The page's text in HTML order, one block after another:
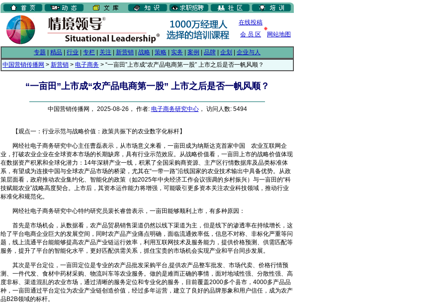
在线投稿
会 员 区
网站地图
专题 精品 行业 专栏 关注 新营销 战略 策略 实务 案例 品牌 企划
企业与人
中国营销传播网 > 新营销 > 电子商务 > “一亩田”上市成“农产品电商第一股” 上市之后是否一帆风顺？
“一亩田”上市成“农产品电商第一股” 上市之后是否一帆风顺？
中国营销传播网， 2025-08-26， 作者: 电子商务研究中心， 访问人数: 5494
【观点一：行业示范与战略价值：政策共振下的农业数字化标杆】
网经社电子商务研究中心主任曹磊表示，从市场意义来看，一亩田成为纳斯达克首家中国
农业互联网企
业，打破农业企业在全球资本市场的长期缺席，具有行业示范效应。从战略价值看，一亩田上市的战略价值体现
在数据资产积累和全球化潜力：14年深耕产业一线，积累了全国采购商资源、主产区行情数据库及品类标准体
系，有望成为连接中国与全球农产品市场的桥梁，尤其在“一带一路”沿线国家的农业技术输出中具备优势。从政
策层面看，政府推动农业集约化、智能化的政策（如2025年中央经济工作会议强调的乡村振兴）与一亩田的“科
技赋能农业”战略高度契合。上市后，其资本运作能力将增强，可能吸引更多资本关注农业科技领域，推动行业
标准化和规范化。
网经社电子商务研究中心特约研究员裴长睿曾表示，一亩田能够顺利上市，有多种原因：
首先是市场机会，从数据看，农产品贸易销售渠道仍然以线下渠道为主，但是线下的渗透率在持续增长，这
给了平台电商企业巨大的发展空间，同时农产品产业痛点明确，面临流通效率低，信息不对称、非标化严重等问
题，线上流通平台能能够提高农产品产业链运行效率，利用互联网技术及服务能力，提供价格预测、供需匹配等
服务，提升了平台的智能化水平，更好匹配供需关系，抓住宝贵的市场机会实现产业和平台同步发展。
其次是平台定位，一亩田定位是专业的农产品批发采购平台,提供农产品整车批发、市场代卖、价格行情预
测、一件代发、食材中药材采购、物流叫车等农业服务。做的是难而正确的事情，面对地域性强、分散性强、高
度非标、渠道混乱的农业市场，通过清晰的服务定位和专业化的服务，目前覆盖2000多个县市，4000多产品品
种，一亩田通过平台定位为农业产业链创造价值，经过多年运营，建立了良好的品牌形象和用户信任，成为农产
品B2B领域的标杆。